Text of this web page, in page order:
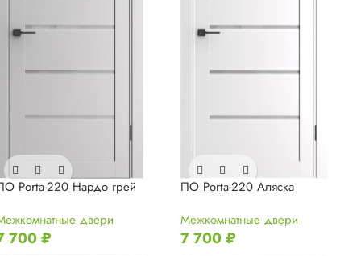
Porta-220 Нардо грей
двери
700₽
ПО Porta-220 Аляска
Межкомнатные двери
7 700₽